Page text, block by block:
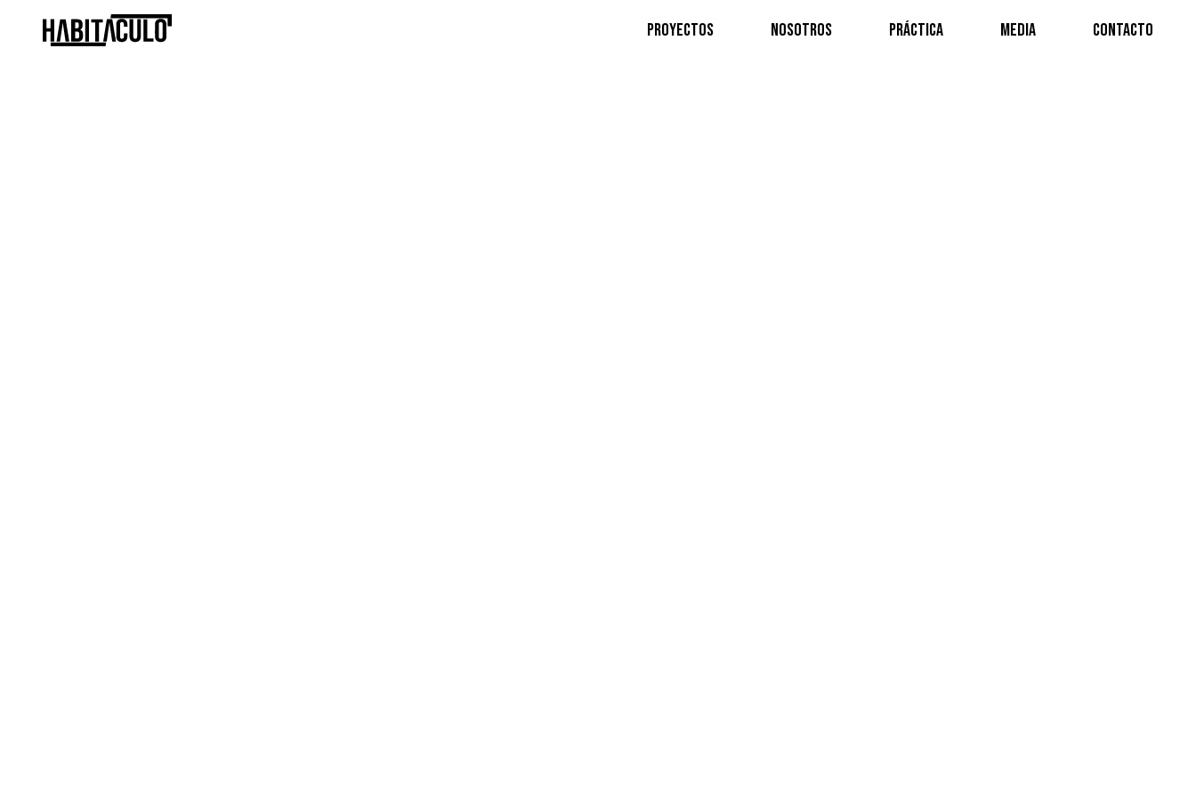
Proyectos Nosotros Práctica Media Contacto